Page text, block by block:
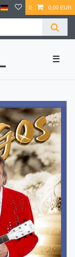
0 0,00 EUR
☰